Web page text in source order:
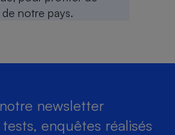
newsletter
enquêtes réalisés